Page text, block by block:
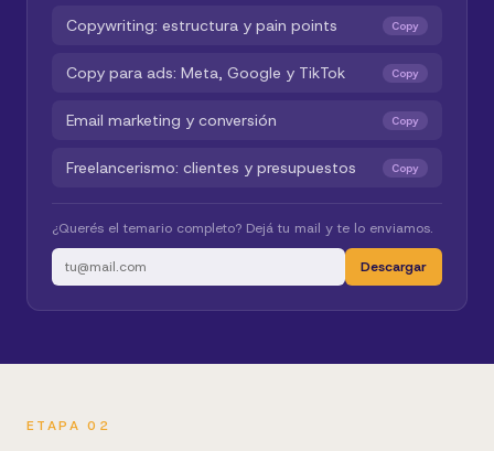
Copywriting: estructura y pain points Copy
Copy para ads: Meta, Google y TikTok Copy
Email marketing y conversión Copy
Freelancerismo: clientes y presupuestos Copy
¿Querés el temario completo? Dejá tu mail y te lo enviamos.
Descargar
ETAPA 02